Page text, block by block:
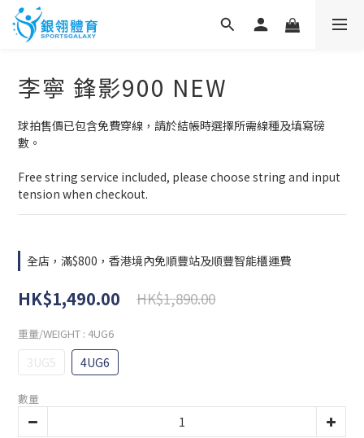
李寧 鋒影900 NEW
球拍售價已包含免費穿線，請於結帳時選擇所需線種及填寫磅
數。
Free string service included, please choose string and input
tension when checkout.
全店，滿$800，香港境內免順豐站及順豐智能櫃運費
HK$1,490.00 HK$1,890.00
重量/WEIGHT : 4UG6
3UG5 4UG6
數量